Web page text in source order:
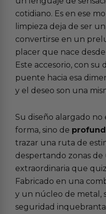
cotidiano. Es en ese
limpieza deja de ser
convertirse en un
placer que nace
Este accesorio, con su
puente hacia esa
y el deseo son una
Su diseño alargado no
forma, sino de
trazar una ruta de
despertando zonas de
extraordinaria que
Fabricado en una
y un núcleo de metal,
seguridad